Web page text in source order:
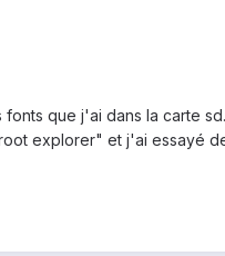
que j'ai dans la carte
explorer" et j'ai essayé